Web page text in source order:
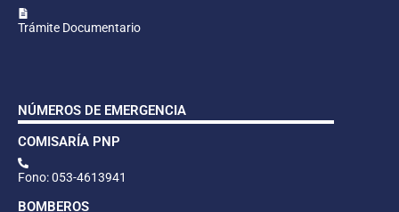
Trámite Documentario
NÚMEROS DE EMERGENCIA
COMISARÍA PNP
Fono: 053-4613941
BOMBEROS